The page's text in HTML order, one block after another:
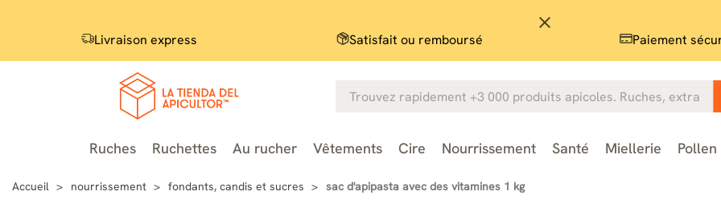
close
Livraison express Satisfait ou remboursé Paiement
Ruches Ruchettes Au rucher Vêtements Cire Nourrissement Santé Miellerie Pollen
Accueil nourrissement fondants, candis et sucres sac d'apipasta avec des vitamines 1 kg